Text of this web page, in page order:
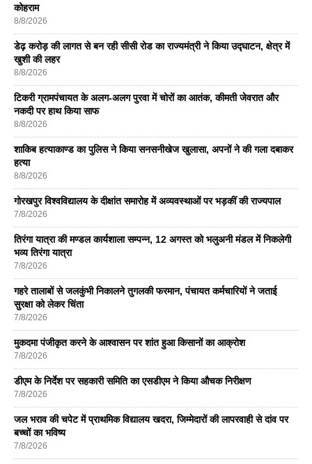
कोहराम
8/8/2026
डेढ़ करोड़ की लागत से बन रही सीसी रोड का राज्यमंत्री ने किया उद्घाटन, क्षेत्र में
खुशी की लहर
8/8/2026
टिकरी ग्रामपंचायत के अलग-अलग पुरवा में चोरों का आतंक, कीमती जेवरात और
नकदी पर हाथ किया साफ
8/8/2026
शाकिब हत्याकाण्ड का पुलिस ने किया सनसनीखेज खुलासा, अपनों ने की गला दबाकर
हत्या
8/8/2026
गोरखपुर विश्वविद्यालय के दीक्षांत समारोह में अव्यवस्थाओं पर भड़कीं की राज्यपाल
7/8/2026
तिरंगा यात्रा की मण्डल कार्यशाला सम्पन्न, 12 अगस्त को भलुअनी मंडल में निकलेगी
भव्य तिरंगा यात्रा
7/8/2026
गहरे तालाबों से जलकुंभी निकालने तुगलकी फरमान, पंचायत कर्मचारियों ने जताई
सुरक्षा को लेकर चिंता
7/8/2026
मुकदमा पंजीकृत करने के आश्वासन पर शांत हुआ किसानों का आक्रोश
7/8/2026
डीएम के निर्देश पर सहकारी समिति का एसडीएम ने किया औचक निरीक्षण
7/8/2026
जल भराव की चपेट में प्राथमिक विद्यालय खदरा, जिम्मेदारों की लापरवाही से दांव पर
बच्चों का भविष्य
7/8/2026